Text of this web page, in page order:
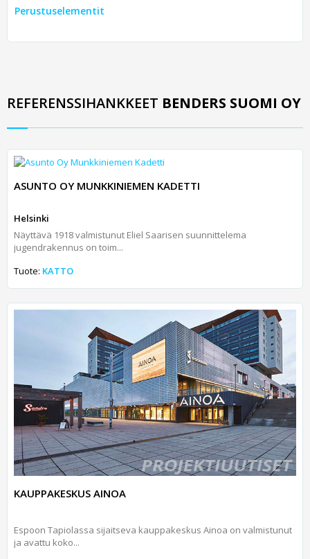
Perustuselementit
REFERENSSIHANKKEET BENDERS SUOMI OY
ASUNTO OY MUNKKINIEMEN KADETTI
Helsinki
Näyttävä 1918 valmistunut Eliel Saarisen suunnittelema
jugendrakennus on toim...
Tuote: KATTO
KAUPPAKESKUS AINOA
Espoon Tapiolassa sijaitseva kauppakeskus Ainoa on valmistunut
ja avattu koko...